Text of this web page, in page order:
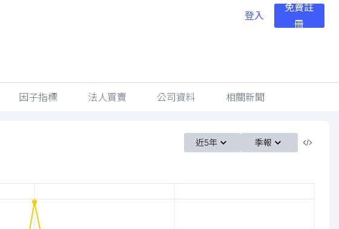
登入
免費註
冊
因子指標 法人買賣 公司資料 相關新聞
近5年 季報